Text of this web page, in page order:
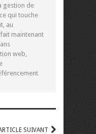
gestion de
qui touche
au
maintenant
web,
SUIVANT